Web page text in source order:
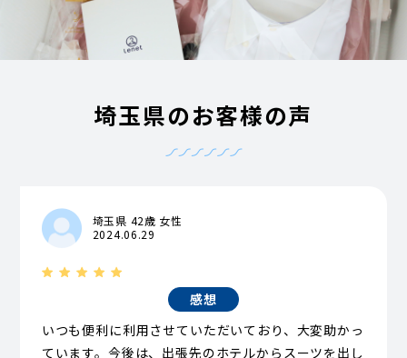
埼玉県のお客様の声
埼玉県 42歳 女性
2024.06.29
感想
いつも便利に利用させていただいており、大変助かっ
ています。今後は、出張先のホテルからスーツを出し